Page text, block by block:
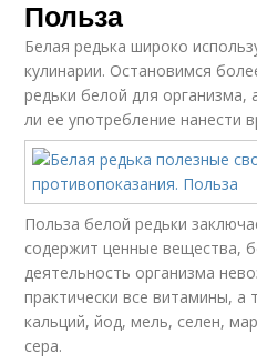
Польза
Белая редька широко
кулинарии. Остановимся
редьки белой для
ли ее употребление нанести
Польза белой редьки
содержит ценные вещества,
деятельность организма
практически все витамины, а
кальций, йод, мель, селен,
сера.